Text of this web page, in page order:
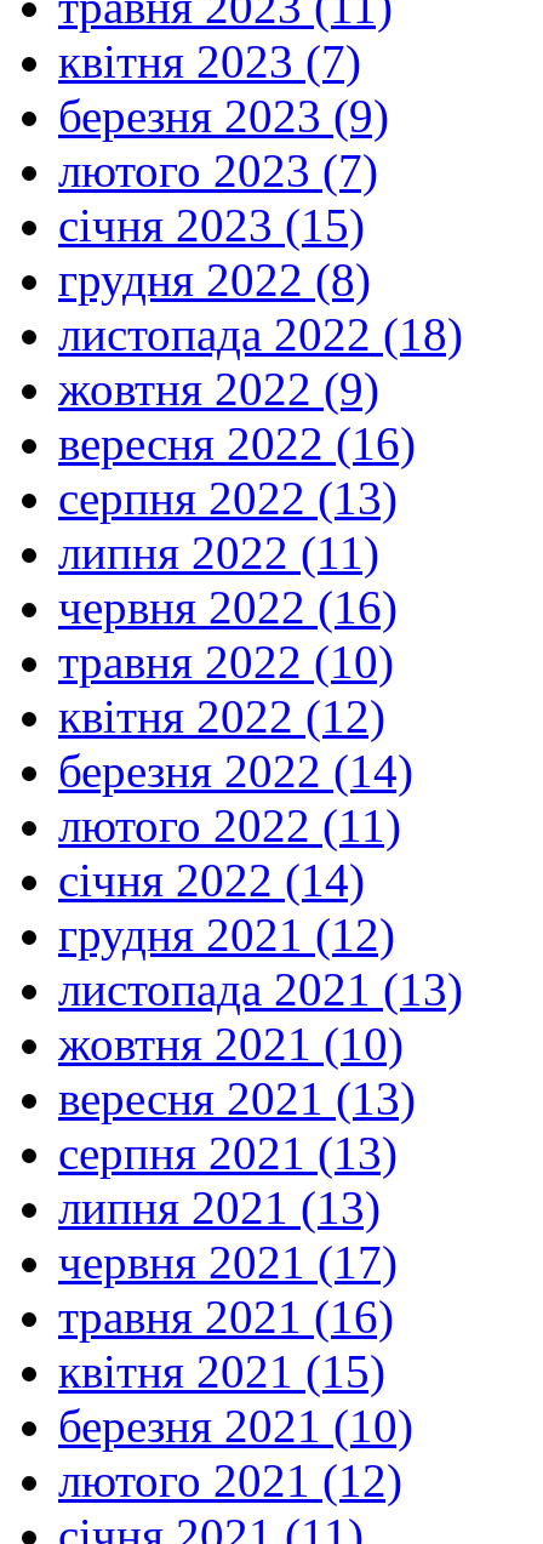
квітня 2023 (7)
березня 2023 (9)
лютого 2023 (7)
січня 2023 (15)
грудня 2022 (8)
листопада 2022 (18)
жовтня 2022 (9)
вересня 2022 (16)
серпня 2022 (13)
липня 2022 (11)
червня 2022 (16)
травня 2022 (10)
квітня 2022 (12)
березня 2022 (14)
лютого 2022 (11)
січня 2022 (14)
грудня 2021 (12)
листопада 2021 (13)
жовтня 2021 (10)
вересня 2021 (13)
серпня 2021 (13)
липня 2021 (13)
червня 2021 (17)
травня 2021 (16)
квітня 2021 (15)
березня 2021 (10)
лютого 2021 (12)